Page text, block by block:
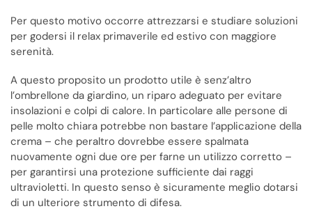
Per questo motivo occorre attrezzarsi e studiare soluzioni
per godersi il relax primaverile ed estivo con maggiore
serenità.
A questo proposito un prodotto utile è senz’altro
l’ombrellone da giardino, un riparo adeguato per evitare
insolazioni e colpi di calore. In particolare alle persone di
pelle molto chiara potrebbe non bastare l’applicazione della
crema – che peraltro dovrebbe essere spalmata
nuovamente ogni due ore per farne un utilizzo corretto –
per garantirsi una protezione sufficiente dai raggi
ultravioletti. In questo senso è sicuramente meglio dotarsi
di un ulteriore strumento di difesa.